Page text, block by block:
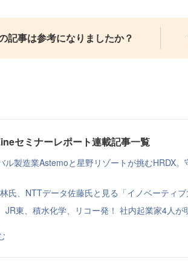
記事は参考になりましたか？
セミナーレポート連載記事一覧
ル製造業Astemoと星野リゾートが挑むHRDX
氏、NTTデータ佐藤氏と見る「イノベーティ
JR東、積水化学、リコー発！ 社内起業家4人